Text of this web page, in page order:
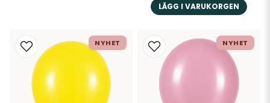
LÄGG I VARUKORGEN
NYHET NYHET